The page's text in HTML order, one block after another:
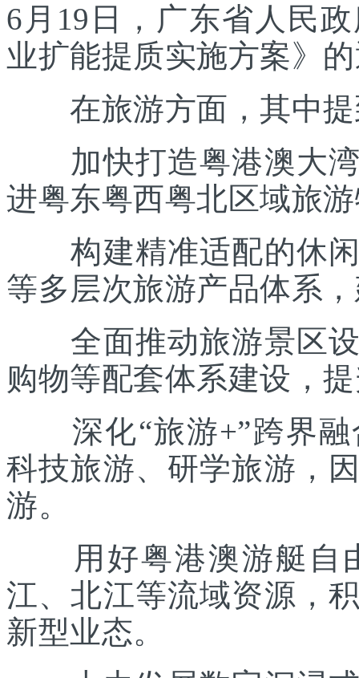
6月19日，广东省人民
业扩能提质实施方案》
在旅游方面，其中提
加快打造粤港澳大湾
进粤东粤西粤北区域旅
构建精准适配的休闲
等多层次旅游产品体系
全面推动旅游景区设
购物等配套体系建设，
深化“旅游+”跨界融
科技旅游、研学旅游，
游。
用好粤港澳游艇自
江、北江等流域资源，
新型业态。